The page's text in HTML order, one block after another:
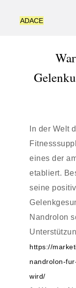
ADACE
In der Welt
eines der
etabliert.
seine
Nandrolon
https://
nandrolon-
wird/